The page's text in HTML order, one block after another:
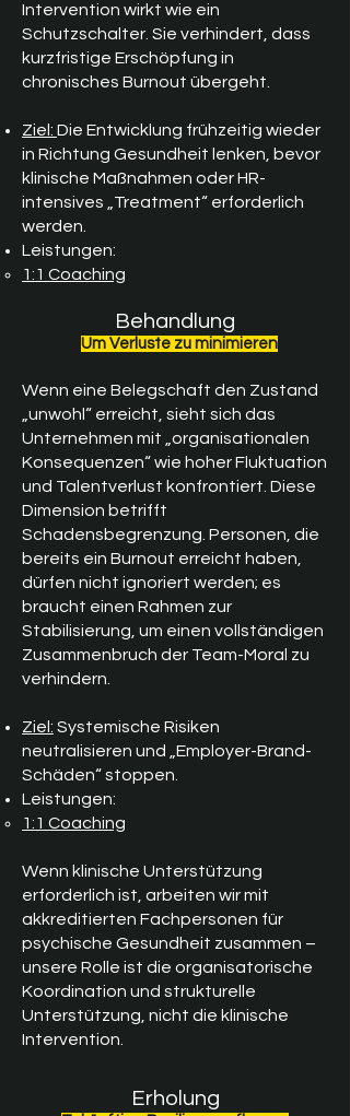
Intervention wirkt wie ein
Schutzschalter. Sie verhindert, dass
kurzfristige Erschöpfung in
chronisches Burnout übergeht.
Ziel: Die Entwicklung frühzeitig wieder
in Richtung Gesundheit lenken, bevor
klinische Maßnahmen oder HR-
intensives „Treatment“ erforderlich
werden.
Leistungen:
1:1 Coaching
Behandlung
Um Verluste zu minimieren
Wenn eine Belegschaft den Zustand
„unwohl“ erreicht, sieht sich das
Unternehmen mit „organisationalen
Konsequenzen“ wie hoher Fluktuation
und Talentverlust konfrontiert. Diese
Dimension betrifft
Schadensbegrenzung. Personen, die
bereits ein Burnout erreicht haben,
dürfen nicht ignoriert werden; es
braucht einen Rahmen zur
Stabilisierung, um einen vollständigen
Zusammenbruch der Team-Moral zu
verhindern.
Ziel: Systemische Risiken
neutralisieren und „Employer-Brand-
Schäden“ stoppen.
Leistungen:
1:1 Coaching
Wenn klinische Unterstützung
erforderlich ist, arbeiten wir mit
akkreditierten Fachpersonen für
psychische Gesundheit zusammen –
unsere Rolle ist die organisatorische
Koordination und strukturelle
Unterstützung, nicht die klinische
Intervention.
Erholung